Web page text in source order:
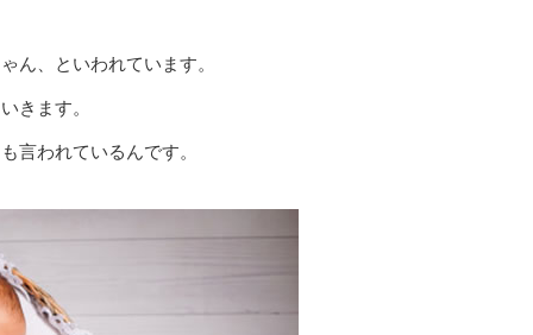
ん、といわれています。
きます。
言われているんです。